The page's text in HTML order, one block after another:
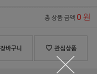
총 상품 금액 0 원
장바구니 관심상품